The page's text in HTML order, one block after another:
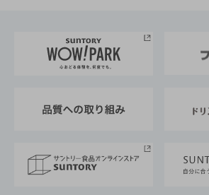
地域情報
サントリーサンバーズ大阪
サントリーが考えるサステナビリ
企業概要
採用情報